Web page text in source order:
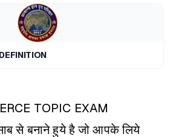
TOPIC EXAM
से बनाने हुये है जो आपके लिये